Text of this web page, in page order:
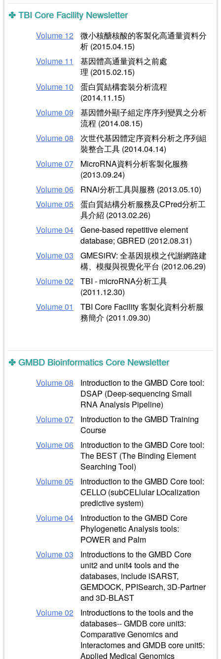
TBI Core Facility Newsletter
Volume 12
微小核醣核酸的客製化高通量資料分
析 (2015.04.15)
Volume 11
基因體高通量資料之前處
理 (2015.02.15)
Volume 10
蛋白質結構套裝分析流程
(2014.11.15)
Volume 09
基因體外顯子組定序序列變異之分析
流程 (2014.08.15)
Volume 08
次世代基因體定序資料分析之序列組
裝整合工具 (2014.04.14)
Volume 07
MicroRNA資料分析客製化服務
(2013.09.24)
Volume 06
RNAi分析工具與服務 (2013.05.10)
Volume 05
蛋白質結構分析服務及CPred分析工
具介紹 (2013.02.26)
Volume 04
Gene-based repetitive element
database; GBRED (2012.08.31)
Volume 03
GMESiRV: 全基因規模之代謝網路建
構、模擬與視覺化平台 (2012.06.29)
Volume 02
TBI - microRNA分析工具
(2011.12.30)
Volume 01
TBI Core Facility 客製化資料分析服
務簡介 (2011.09.30)
GMBD Bioinformatics Core Newsletter
Volume 08
Introduction to the GMBD Core tool:
DSAP (Deep-sequencing Small
RNA Analysis Pipeline)
Volume 07
Introduction to the GMBD Training
Course
Volume 06
Introduction to the GMBD Core tool:
The BEST (The Binding Element
Searching Tool)
Volume 05
Introduction to the GMBD Core tool:
CELLO (subCELlular LOcalization
predictive system)
Volume 04
Introduction to the GMBD Core
Phylogenetic Analysis tools:
POWER and Palm
Volume 03
Introductions to the GMBD Core
unit2 and unit4 tools and the
databases, include iSARST,
GEMDOCK, PPISearch, 3D-Partner
and 3D-BLAST
Volume 02
Introductions to the tools and the
databases-- GMDB core unit3:
Comparative Genomics and
Interactomes and GMDB core unit5:
Applied Medical Genomics